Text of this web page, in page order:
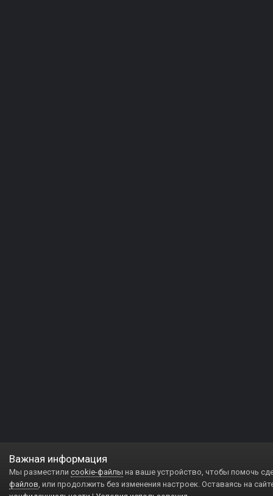
Важная информация
Мы разместили cookie-файлы на ваше устройство, чтобы помочь
файлов, или продолжить без изменения настроек. Оставаясь на